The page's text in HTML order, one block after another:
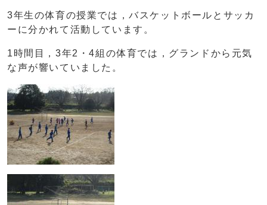
3年生の体育の授業では，バスケットボールとサッカ
ーに分かれて活動しています。
1時間目，3年2・4組の体育では，グランドから元気
な声が響いていました。